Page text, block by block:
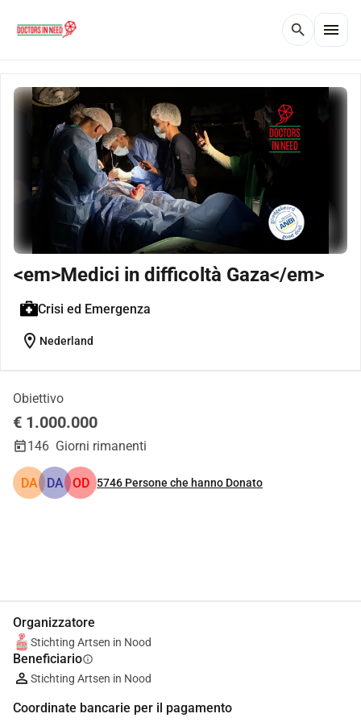
search menu
<em>Medici in difficoltà Gaza</em>
Crisi ed Emergenza
location_on Nederland
Obiettivo
€ 1.000.000
146 Giorni rimanenti
DA DA OD 5746 Persone che hanno Donato
Organizzatore
Stichting Artsen in Nood
Beneficiarioinfo
Stichting Artsen in Nood
Coordinate bancarie per il pagamento